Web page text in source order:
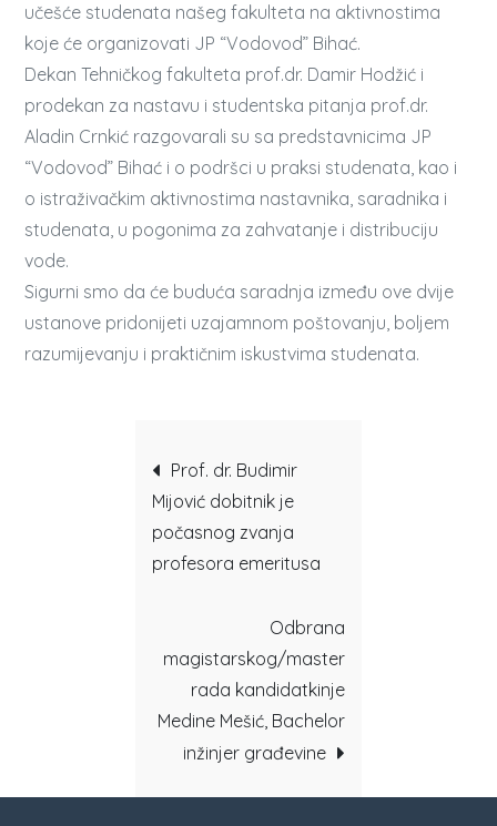
učešće studenata našeg fakulteta na aktivnostima
koje će organizovati JP “Vodovod” Bihać.
Dekan Tehničkog fakulteta prof.dr. Damir Hodžić i
prodekan za nastavu i studentska pitanja prof.dr.
Aladin Crnkić razgovarali su sa predstavnicima JP
“Vodovod” Bihać i o podršci u praksi studenata, kao i
o istraživačkim aktivnostima nastavnika, saradnika i
studenata, u pogonima za zahvatanje i distribuciju
vode.
Sigurni smo da će buduća saradnja između ove dvije
ustanove pridonijeti uzajamnom poštovanju, boljem
razumijevanju i praktičnim iskustvima studenata.
Post
navigation
Prof. dr. Budimir
Mijović dobitnik je
počasnog zvanja
profesora emeritusa
Odbrana
magistarskog/master
rada kandidatkinje
Medine Mešić, Bachelor
inžinjer građevine